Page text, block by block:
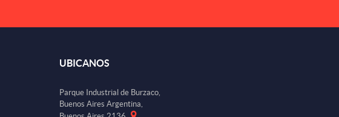
UBICANOS
Parque Industrial de Burzaco,
Buenos Aires Argentina,